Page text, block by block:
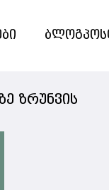
ზრუნვის